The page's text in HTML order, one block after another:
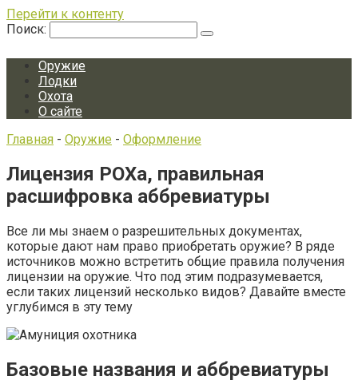
Перейти к контенту
Поиск:
Оружие
Лодки
Охота
О сайте
Главная - Оружие - Оформление
Лицензия РОХа, правильная
расшифровка аббревиатуры
Все ли мы знаем о разрешительных документах,
которые дают нам право приобретать оружие? В ряде
источников можно встретить общие правила получения
лицензии на оружие. Что под этим подразумевается,
если таких лицензий несколько видов? Давайте вместе
углубимся в эту тему
Базовые названия и аббревиатуры